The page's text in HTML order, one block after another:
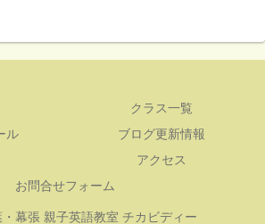
クラス一覧
ル
ブログ更新情報
アクセス
お問合せフォーム
幕張 親子英語教室 チカビディー